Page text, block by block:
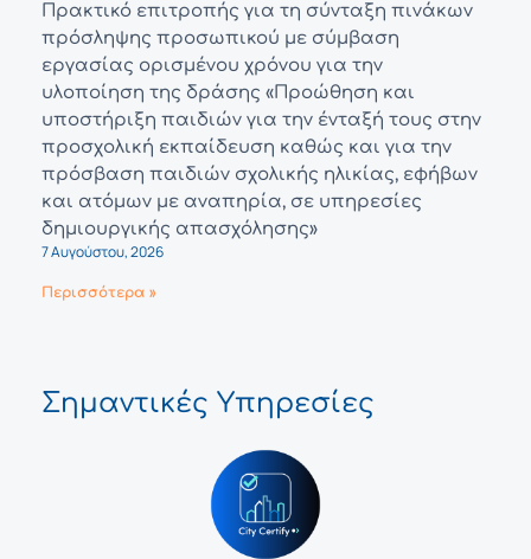
Πρακτικό επιτροπής για τη σύνταξη πινάκων
πρόσληψης προσωπικού με σύμβαση
εργασίας ορισμένου χρόνου για την
υλοποίηση της δράσης «Προώθηση και
υποστήριξη παιδιών για την ένταξή τους στην
προσχολική εκπαίδευση καθώς και για την
πρόσβαση παιδιών σχολικής ηλικίας, εφήβων
και ατόμων με αναπηρία, σε υπηρεσίες
δημιουργικής απασχόλησης»
7 Αυγούστου, 2026
Περισσότερα »
Σημαντικές Υπηρεσίες